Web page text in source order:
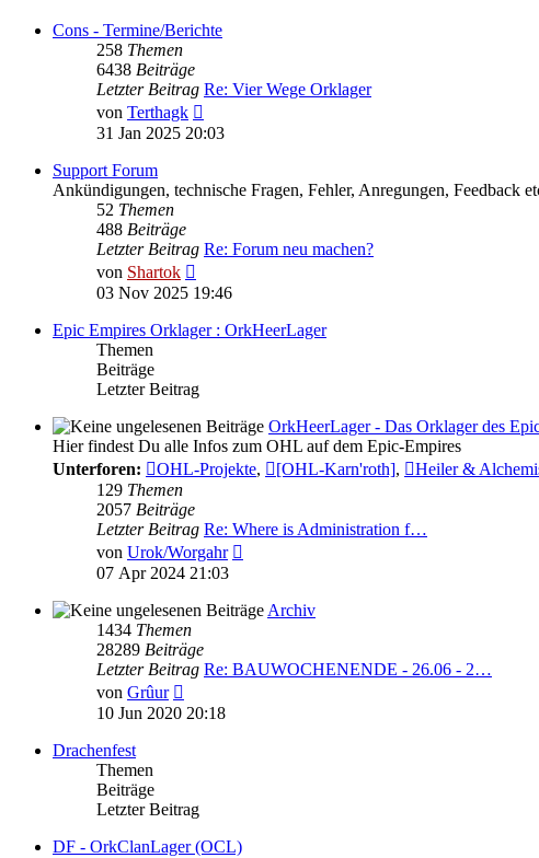
Cons - Termine/Berichte
258 Themen
6438 Beiträge
Letzter Beitrag Re: Vier Wege Orklager
von Terthagk
Beitrag
31 Jan 2025 20:03
Support Forum
Ankündigungen, technische Fragen, Fehler, Anregungen, Feedback
52 Themen
488 Beiträge
Letzter Beitrag Re: Forum neu machen?
von Shartok
Beitrag
03 Nov 2025 19:46
Epic Empires Orklager : OrkHeerLager
Themen
Beiträge
Letzter Beitrag
OrkHeerLager - Das Orklager des
Hier findest Du alle Infos zum OHL auf dem Epic-Empires
Unterforen:
OHL-Projekte, [OHL-Karn'roth], Heiler &
129 Themen
2057 Beiträge
Letzter Beitrag Re: Where is Administration f…
von Urok/Worgahr
07 Apr 2024 21:03
Archiv
1434 Themen
28289 Beiträge
Letzter Beitrag Re: BAUWOCHENENDE - 26.06 - 2…
von Grûur
Beitrag
10 Jun 2020 20:18
Drachenfest
Themen
Beiträge
Letzter Beitrag
DF - OrkClanLager (OCL)